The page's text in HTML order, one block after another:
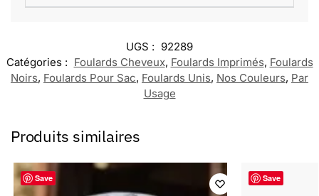
UGS : 92289
Catégories : Foulards Cheveux, Foulards Imprimés, Foulards
Noirs, Foulards Pour Sac, Foulards Unis, Nos Couleurs, Par
Usage
Produits similaires
Save Save